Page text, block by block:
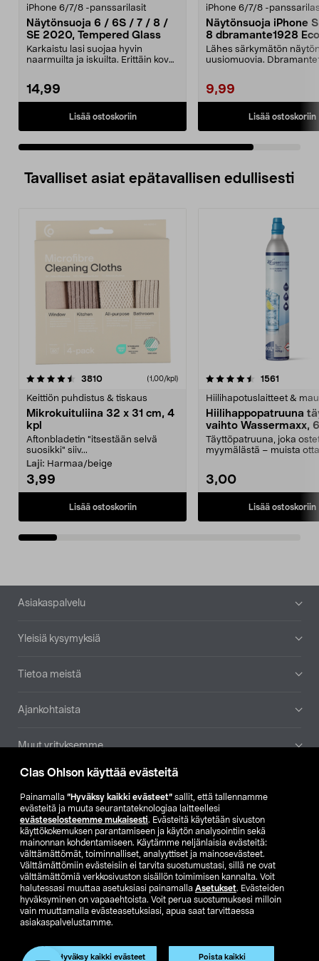
Clas Ohlson käyttää evästeitä
Painamalla ”Hyväksy kaikki evästeet” sallit, että tallennamme
evästeitä ja muuta seurantateknologiaa laitteellesi
evästeselosteemme mukaisesti. Evästeitä käytetään sivuston
käyttökokemuksen parantamiseen ja käytön analysointiin sekä
mainonnan kohdentamiseen. Käytämme neljänlaisia evästeitä:
välttämättömät, toiminnalliset, analyyttiset ja mainosevästeet.
Välttämättömiin evästeisiin ei tarvita suostumustasi, sillä ne ovat
välttämättömiä verkkosivuston sisällön toimimisen kannalta. Voit
halutessasi muuttaa asetuksiasi painamalla Asetukset. Evästeiden
hyväksyminen on vapaaehtoista. Voit perua suostumuksesi milloin
vain muuttamalla evästeasetuksiasi, apua saat tarvittaessa
asiakaspalvelustamme.
Hyväksy kaikki evästeet Poista kaikki
Tuote on poistunut
iPhone 6/7/8 -panssarilasit
Näytönsuoja 6 / 6S / 7 / 8 /
SE 2020, Tempered Glass
Karkaistu lasi suojaa hyvin
naarmuilta ja iskuilta. Erittäin kova
14,99
Lisää ostoskoriin
iPhone 6/7/8 -
Näytönsuoja iPhone
8 dbramante1928
Lähes särkymätön
uusiomuovia.
9,99
Lisää ostoskoriin
Tavalliset asiat epätavallisen edullisesti
3810arvostelut (1,00/kpl)
Keittiön puhdistus & tiskaus
Mikrokuituliina 32 x 31 cm, 4
kpl
Aftonbladetin "itsestään selvä
suosikki" siiv...
Laji: Harmaa/beige
3,99
Lisää ostoskoriin
4.5viidestä
1561
Hiilihapotuslaitteet &
Hiilihappopatruuna
vaihto Wassermaxx,
Täyttöpatruuna, joka
myymälästä – muista
3,00
Lisää ostoskoriin
4.5viidestä
Alatunniste
Asiakaspalvelu
Yleisiä kysymyksiä
Tietoa meistä
Ajankohtaista
Muut yrityksemme
Etsi myymälä
SE NO FI
FI SV
Näytä hinnat ilman ALV:a